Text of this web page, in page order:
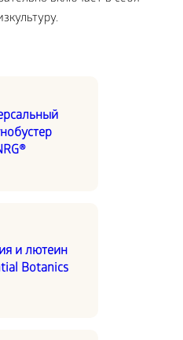
и лютеин
Botanics